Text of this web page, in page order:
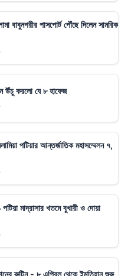
বাবুনগরীর পাসপোর্ট পৌঁছে দিলেন সামরিক
উঁচু করলো যে ৮ হাফেজ
পটিয়ার আন্তর্জাতিক মহাসম্মেলন ৭,
মাদ্রাসার খতমে বুখারী ও দোয়া